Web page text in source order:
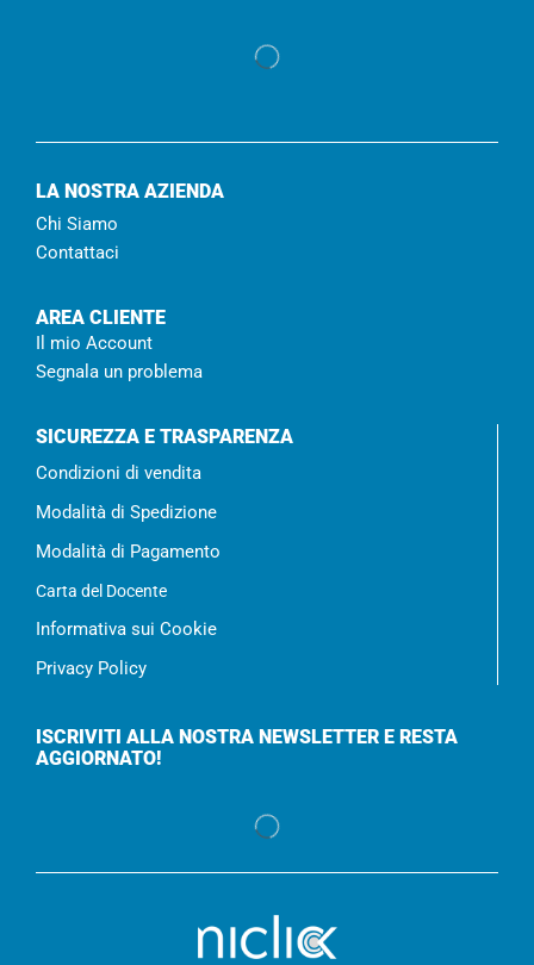
LA NOSTRA AZIENDA
Chi Siamo
Contattaci
AREA CLIENTE
Il mio Account
Segnala un problema
SICUREZZA E TRASPARENZA
Condizioni di vendita
Modalità di Spedizione
Modalità di Pagamento
Carta del Docente
Informativa sui Cookie
Privacy Policy
ISCRIVITI ALLA NOSTRA NEWSLETTER E RESTA
AGGIORNATO!